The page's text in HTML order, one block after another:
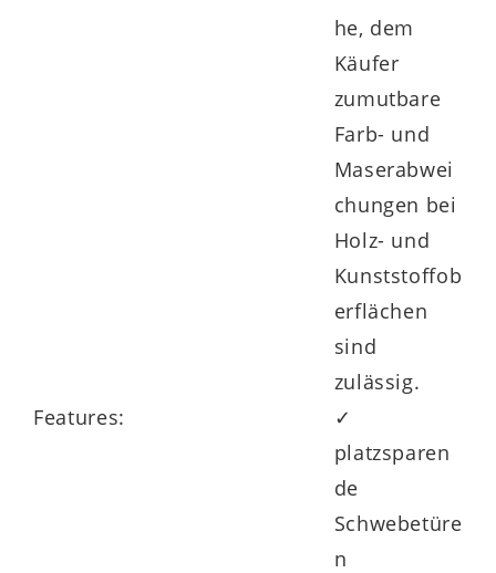
he, dem
Käufer
zumutbare
Farb- und
Maserabwei
chungen bei
Holz- und
Kunststoffob
erflächen
sind
zulässig.
Features:
✓
platzsparen
de
Schwebetüre
n